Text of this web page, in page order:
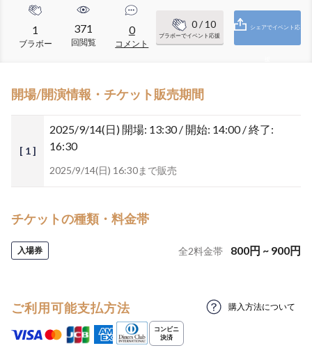
1
ブラボー
371
回閲覧
0
コメント
0/ 10
ブラボーでイベント応援
シェアでイベント応
開場/開演情報・チケット販売期間
[ 1 ]
2025/9/14(日) 開場: 13:30 / 開始: 14:00 / 終了:
16:30
2025/9/14(日) 16:30まで販売
チケットの種類・料金帯
入場券 全2料金帯 800円 ~ 900円
ご利用可能支払方法 購入方法について